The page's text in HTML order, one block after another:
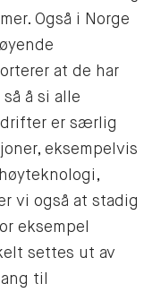
Også i Norge
at de har
å si alle
er særlig
eksempelvis
vi også at stadig
eksempel
settes ut av
til